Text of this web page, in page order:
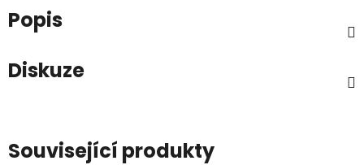
Popis
Diskuze
Související produkty